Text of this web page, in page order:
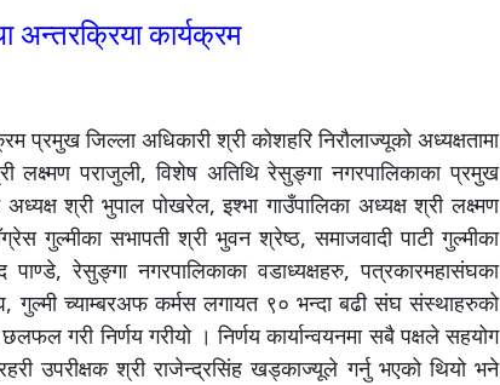
अन्तरक्रिया कार्यक्रम
जिल्ला अधिकारी श्री कोशहरि निरौलाज्यूको अध्यक्षतामा
लक्ष्मण पराजुली, विशेष अतिथि रेसुङ्गा नगरपालिकाका प्रमुख
श्री भुपाल पोखरेल‍, इश्भा गाउँपालिका अध्यक्ष श्री लक्ष्मण
गुल्मीका सभापती श्री भुवन श्रेष्ठ, समाजवादी पाटी गुल्मीका
पाण्डे, रेसुङ्गा नगरपालिकाका वडाध्यक्षहरु, पत्रकारमहासंघका
गुल्मी च्याम्बरअफ कर्मस लगायत ९० भन्दा बढी संघ संस्थाहरुको
गरी निर्णय गरीयो । निर्णय कार्यान्वयनमा सबै पक्षले सहयोग
उपरीक्षक श्री राजेन्द्रसिंह खड्काज्यूले गर्नु भएको थियो भने